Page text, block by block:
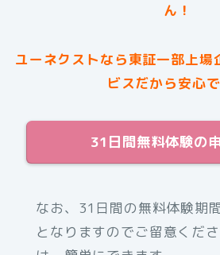
ん！
ユーネクストなら東証一部上場
ビスだから安心で
31日間無料体験の
なお、31日間の無料体験期
となりますのでご留意くだ